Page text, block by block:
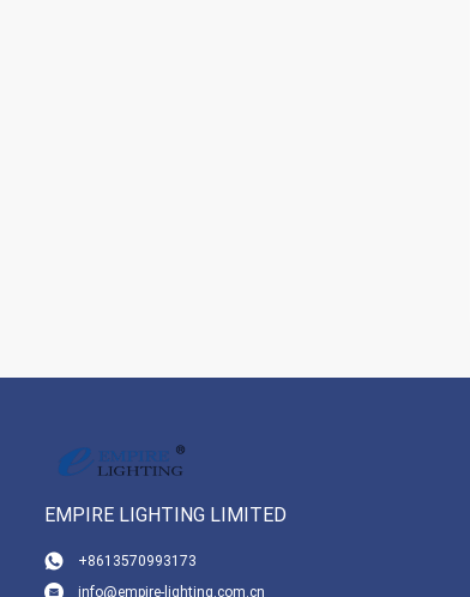
EMPIRE LIGHTING LIMITED
+8613570993173
info@empire-lighting.com.cn